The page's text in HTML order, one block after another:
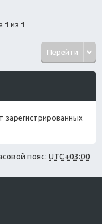
1 из 1
Перейти
зарегистрированных
пояс: UTC+03:00